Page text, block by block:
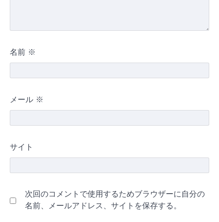
名前 ※
メール ※
サイト
次回のコメントで使用するためブラウザーに自分の
名前、メールアドレス、サイトを保存する。